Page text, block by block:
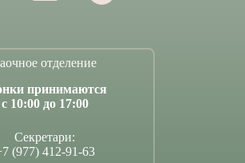
отделение
принимаются
с 10:00 до 17:00
Секретари:
(977) 412-91-63